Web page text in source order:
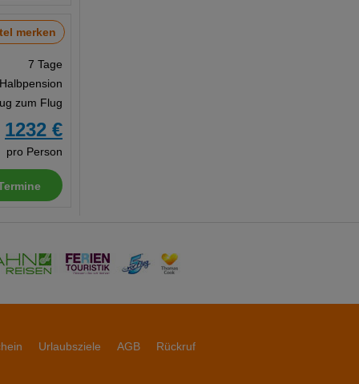
merken
7 Tage
zum Flug
1232 €
pro Person
Urlaubsziele AGB
Rückruf